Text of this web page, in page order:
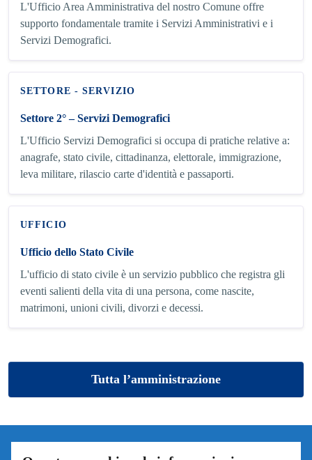
L'Ufficio Area Amministrativa del nostro Comune offre
supporto fondamentale tramite i Servizi Amministrativi e i
Servizi Demografici.
SETTORE - SERVIZIO
Settore 2° – Servizi Demografici
L'Ufficio Servizi Demografici si occupa di pratiche relative a:
anagrafe, stato civile, cittadinanza, elettorale, immigrazione,
leva militare, rilascio carte d'identità e passaporti.
UFFICIO
Ufficio dello Stato Civile
L'ufficio di stato civile è un servizio pubblico che registra gli
eventi salienti della vita di una persona, come nascite,
matrimoni, unioni civili, divorzi e decessi.
Tutta l’amministrazione